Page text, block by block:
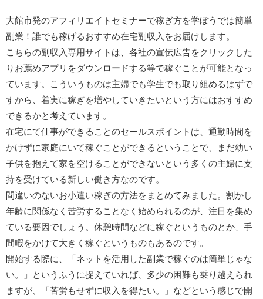
大館市発のアフィリエイトセミナーで稼ぎ方を学ぼうでは簡単
副業！誰でも稼げるおすすめ在宅副収入をお届けします。
こちらの副収入専用サイトは、各社の宣伝広告をクリックした
りお薦めアプリをダウンロードする等で稼ぐことが可能となっ
ています。こういうものは主婦でも学生でも取り組めるはずで
すから、着実に稼ぎを増やしていきたいという方にはおすすめ
できるかと考えています。
在宅にて仕事ができることのセールスポイントは、通勤時間を
かけずに家庭にいて稼ぐことができるということで、まだ幼い
子供を抱えて家を空けることができないという多くの主婦に支
持を受けている新しい働き方なのです。
間違いのないお小遣い稼ぎの方法をまとめてみました。割かし
年齢に関係なく苦労することなく始められるのが、注目を集め
ている要因でしょう。休憩時間などに稼ぐというものとか、手
間暇をかけて大きく稼ぐというものもあるのです。
開始する際に、「ネットを活用した副業で稼ぐのは簡単じゃな
い。」というふうに捉えていれば、多少の困難も乗り越えられ
ますが、「苦労もせずに収入を得たい。」などという感じで開